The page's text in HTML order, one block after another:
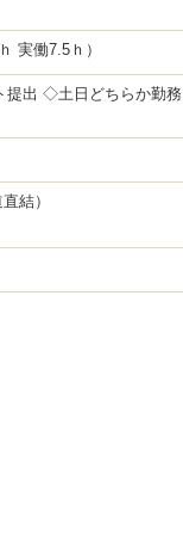
実働7.5ｈ）
提出 ◇土日どちらか勤務
結）